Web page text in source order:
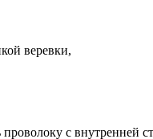
веревки,
с внутренней